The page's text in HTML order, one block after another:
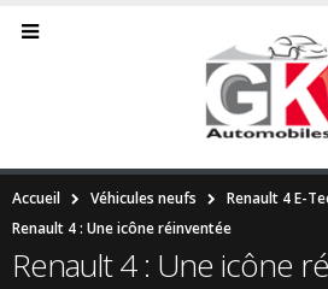
Accueil Véhicules neufs
Renault 4 E-
Renault 4 : Une icône réinventée
Renault 4 : Une icône